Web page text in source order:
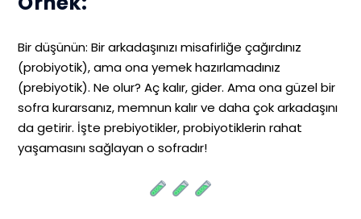
Bir düşünün: Bir arkadaşınızı misafirliğe çağırdınız
(probiyotik), ama ona yemek hazırlamadınız
(prebiyotik). Ne olur? Aç kalır, gider. Ama ona güzel bir
sofra kurarsanız, memnun kalır ve daha çok arkadaşını
da getirir. İşte prebiyotikler, probiyotiklerin rahat
yaşamasını sağlayan o sofradır!